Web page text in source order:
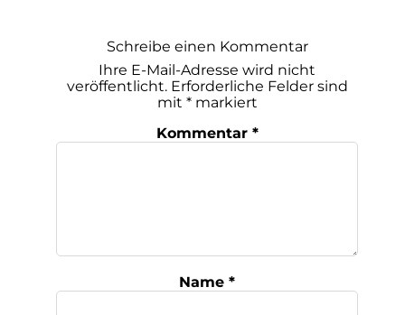
Schreibe einen Kommentar
Ihre E-Mail-Adresse wird nicht
veröffentlicht. Erforderliche Felder sind
mit *markiert
Kommentar *
Name *